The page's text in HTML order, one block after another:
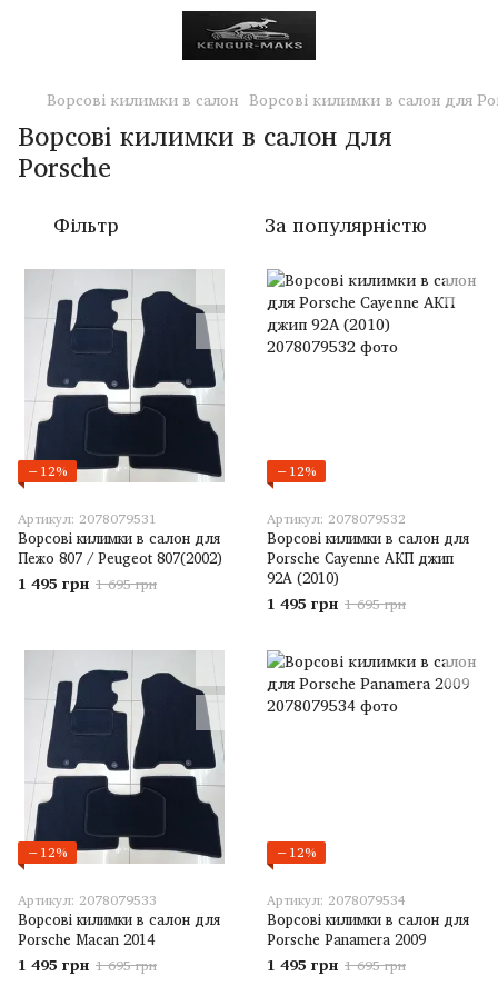
Ворсові килимки в салон Ворсові килимки в салон для
Ворсові килимки в салон для
Porsche
Фільтр За популярністю
−12%
Артикул: 2078079531
Ворсові килимки в салон для
Пежо 807 / Peugeot 807(2002)
1 495 грн 1 695 грн
−12%
Артикул: 2078079532
Ворсові килимки в салон для
Porsche Cayenne АКП джип
92A (2010)
1 495 грн 1 695 грн
−12%
Артикул: 2078079533
Ворсові килимки в салон для
Porsche Macan 2014
1 495 грн 1 695 грн
−12%
Артикул: 2078079534
Ворсові килимки в салон для
Porsche Panamera 2009
1 495 грн 1 695 грн